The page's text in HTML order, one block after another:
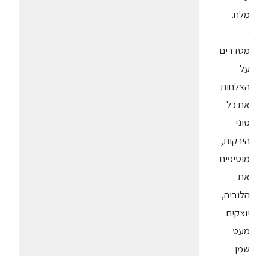
מלח.
·
מסדרים
על
הצלחות
את כל
סוגי
הירקות,
מוסיפים
את
הלוביה,
יוצקים
מעט
שמן